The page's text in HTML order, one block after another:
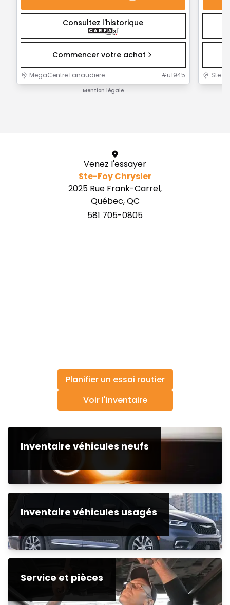
Consultez l'historique
Commencer votre achat
MegaCentre Lanaudiere #u1945
Mention légale
Ste-
Venez l'essayer
Ste-Foy Chrysler
2025 Rue Frank-Carrel,
Québec, QC
581 705-0805
Planifier un essai routier
Voir l'inventaire
Inventaire véhicules neufs
Inventaire véhicules usagés
Service et pièces